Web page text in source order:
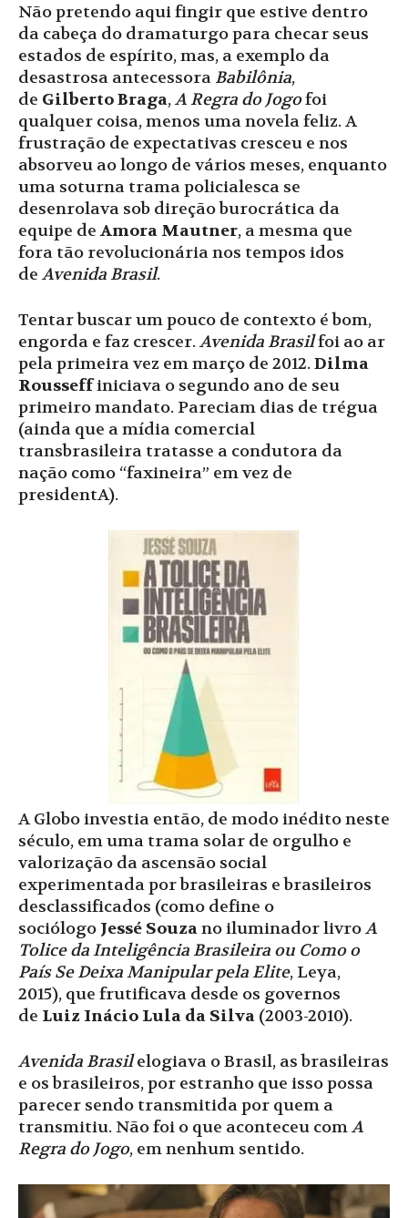
Não pretendo aqui fingir que estive dentro
da cabeça do dramaturgo para checar seus
estados de espírito, mas, a exemplo da
desastrosa antecessora Babilônia,
de Gilberto Braga,A Regra do Jogofoi
qualquer coisa, menos uma novela feliz. A
frustração de expectativas cresceu e nos
absorveu ao longo de vários meses, enquanto
uma soturna trama policialesca se
desenrolava sob direção burocrática da
equipe de Amora Mautner, a mesma que
fora tão revolucionária nos tempos idos
de Avenida Brasil.
Tentar buscar um pouco de contexto é bom,
engorda e faz crescer.Avenida Brasilfoi ao ar
pela primeira vez em março de 2012.Dilma
Rousseffiniciava o segundo ano de seu
primeiro mandato. Pareciam dias de trégua
(ainda que a mídia comercial
transbrasileira tratasse a condutora da
nação como “faxineira” em vez de
presidentA).
A Globo investia então, de modo inédito neste
século, em uma trama solar de orgulho e
valorização da ascensão social
experimentada por brasileiras e brasileiros
desclassificados (como define o
sociólogo Jessé Souzano iluminador livroA
Tolice da Inteligência Brasileira ou Como o
País Se Deixa Manipular pela Elite, Leya,
2015), que frutificava desde os governos
de Luiz Inácio Lula da Silva (2003-2010).
Avenida Brasilelogiava o Brasil, as brasileiras
e os brasileiros, por estranho que isso possa
parecer sendo transmitida por quem a
transmitiu. Não foi o que aconteceu comA
Regra do Jogo, em nenhum sentido.